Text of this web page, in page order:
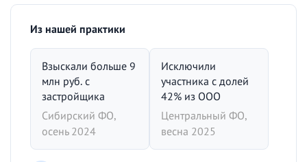
Из нашей практики
Взыскали больше 9
млн руб. с
застройщика
Сибирский ФО,
осень 2024
Исключили
участника с долей
42% из ООО
Центральный ФО,
весна 2025